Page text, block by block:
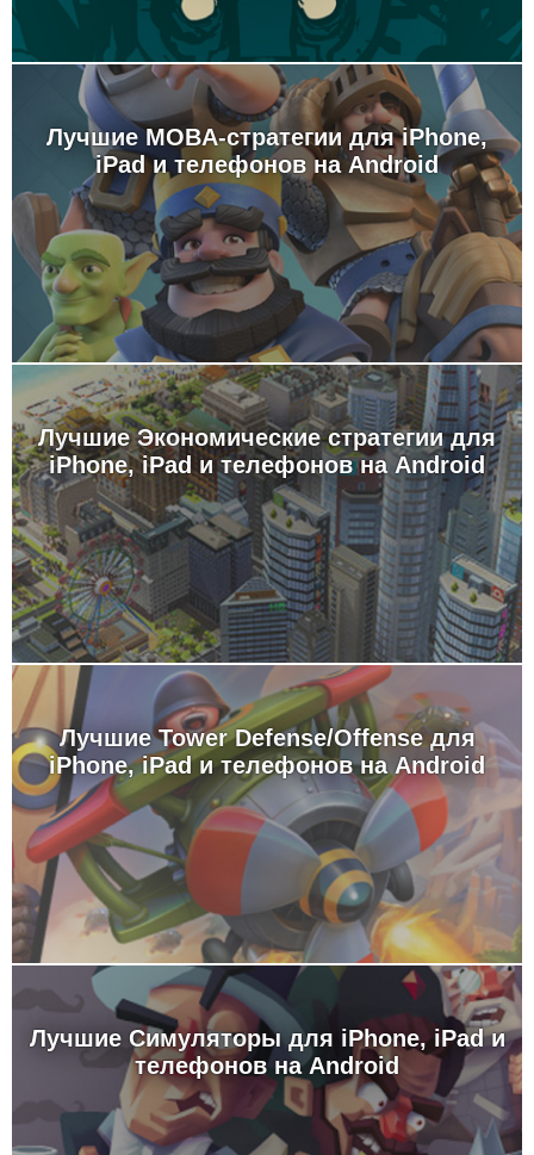
Лучшие MOBA-стратегии для iPhone,
iPad и телефонов на Android
Лучшие Экономические стратегии для
iPhone, iPad и телефонов на Android
Лучшие Tower Defense/Offense для
iPhone, iPad и телефонов на Android
Лучшие Симуляторы для iPhone, iPad и
телефонов на Android